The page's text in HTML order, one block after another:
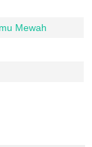
Mewah